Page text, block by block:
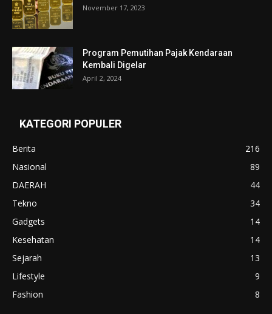
November 17, 2023
Program Pemutihan Pajak Kendaraan
Kembali Digelar
April 2, 2024
KATEGORI POPULER
Berita
216
Nasional
89
DAERAH
44
Tekno
34
Gadgets
14
Kesehatan
14
Sejarah
13
Lifestyle
9
Fashion
8